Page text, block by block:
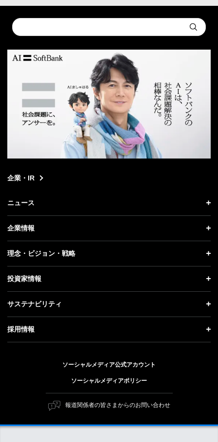
Conduct
a
Submit
企業・IR
ニュース
ニュース トップ
プレスリリース
更新情報
記者説明会
企業情報
企業情報 トップ
社長メッセージ
事業紹介
ガバナンス
理念・ビジョン・戦略
理念・ビジョン・戦略 トップ
成長戦略「Activate AI for Society」
人材戦略
投資家情報
投資家情報 トップ
経営方針
個人投資家の皆さまへ
株式と社債について
サステナビリティ
サステナビリティ トップ
トップメッセージ
ESG方針・体制
マテリアリティ（重要課題）
ESGの主な取り組み
採用情報
障がい者採用
ソフトバンク クルー採用
ソーシャルメディア公式アカウント
ソーシャルメディアポリシー
報道関係者の皆さまからのお問い合わせ